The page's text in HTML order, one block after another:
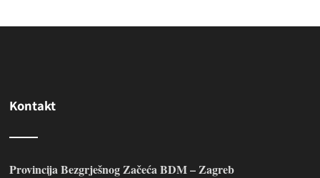
Kontakt
Provincija Bezgrješnog Začeća BDM – Zagreb